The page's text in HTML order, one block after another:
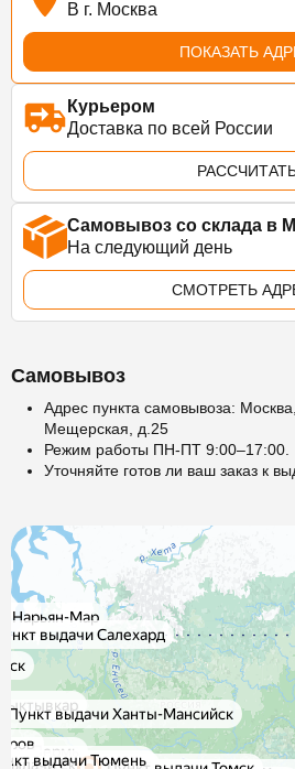
В г. Москва
ПОКАЗАТЬ
Курьером
Доставка по всей России
Самовывоз со склада в
На следующий день
СМОТРЕТЬ
Самовывоз
Адрес пункта самовывоза:
Мещерская, д.25
Режим работы ПН-ПТ 9:00–17:00.
Уточняйте готов ли ваш заказ к